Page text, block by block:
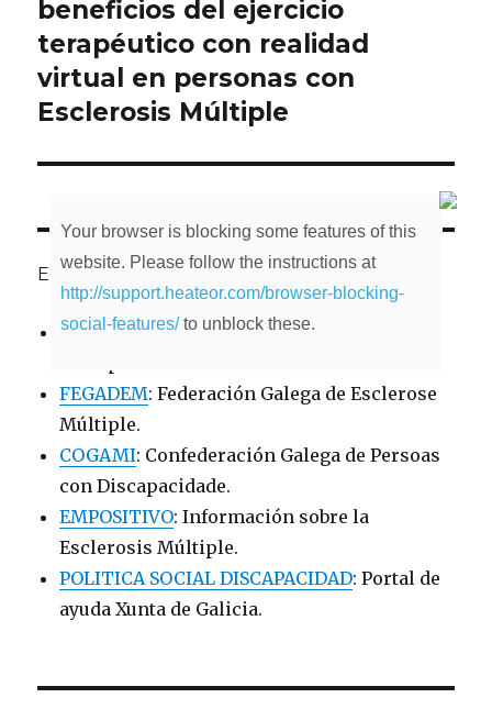
beneficios del ejercicio
terapéutico con realidad
virtual en personas con
Esclerosis Múltiple
ENLACES DE INTERÉS
AEDEM: Asociación Española de Escleroris
FEGADEM: Federación Galega de Esclerose
Múltiple.
COGAMI: Confederación Galega de Persoas
con Discapacidade.
EMPOSITIVO: Información sobre la
Esclerosis Múltiple.
POLITICA SOCIAL DISCAPACIDAD: Portal de
ayuda Xunta de Galicia.
Your browser is blocking some features of this
website. Please follow the instructions at
http://support.heateor.com/browser-blocking-
social-features/to unblock these.